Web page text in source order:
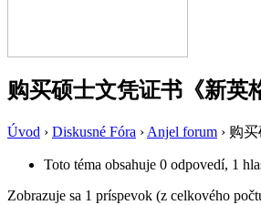
购买硕士文凭证书《新英
Úvod › Diskusné Fóra › Anjel forum › 购
Toto téma obsahuje 0 odpovedí, 1
Zobrazuje sa 1 príspevok (z celkového